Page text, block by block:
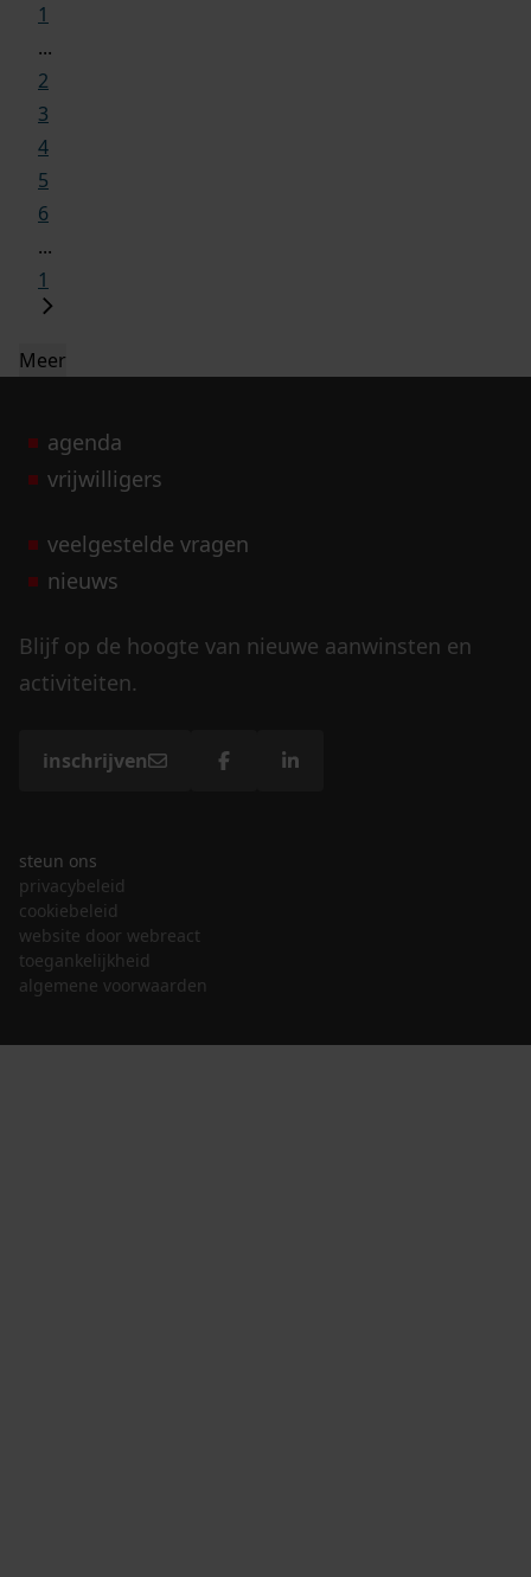
1
...
2
3
4
5
6
...
1
Meer
agenda
vrijwilligers
veelgestelde vragen
nieuws
Blijf op de hoogte van nieuwe aanwinsten en
activiteiten.
inschrijven
steun ons
privacybeleid
cookiebeleid
website door webreact
toegankelijkheid
algemene voorwaarden